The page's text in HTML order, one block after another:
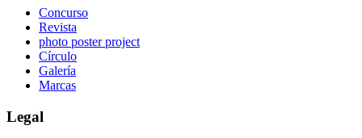
Concurso
Revista
photo poster project
Círculo
Galería
Marcas
Legal